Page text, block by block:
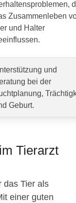
Zusammenleben
und Halter
und
bei der
Geburt.
Tierarzt
das Tier als
einer guten